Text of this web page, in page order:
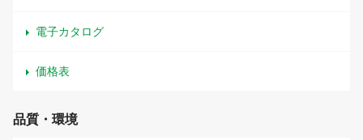
電子カタログ
価格表
品質・環境